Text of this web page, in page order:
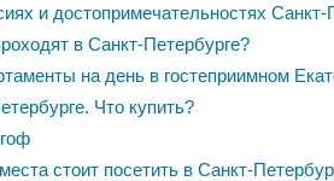
и достопримечательностях Санкт-
в Санкт-Петербурге?
на день в гостеприимном
Что купить?
стоит посетить в Санкт-